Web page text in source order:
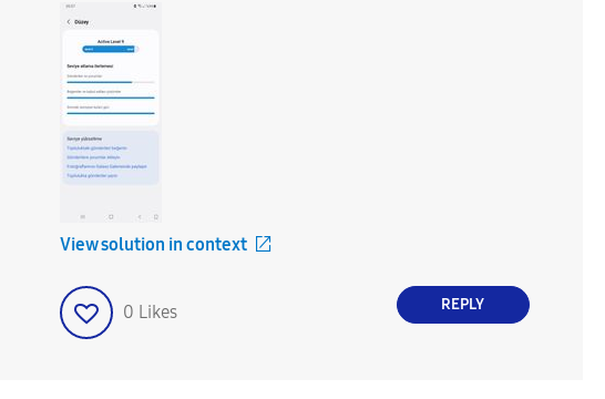
View solution in context
0 Likes REPLY